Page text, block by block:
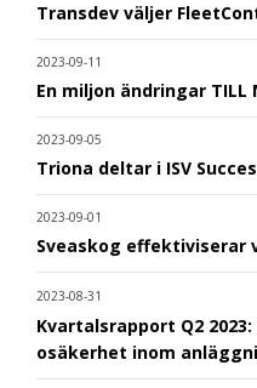
Transdev väljer
2023-09-11
En miljon ändringar TILL
2023-09-05
Triona deltar i ISV
2023-09-01
Sveaskog effektiviserar
2023-08-31
Kvartalsrapport Q2
osäkerhet inom